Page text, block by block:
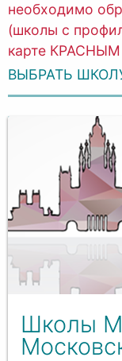
необходимо
(школы с
карте
ВЫБРАТЬ
Школы